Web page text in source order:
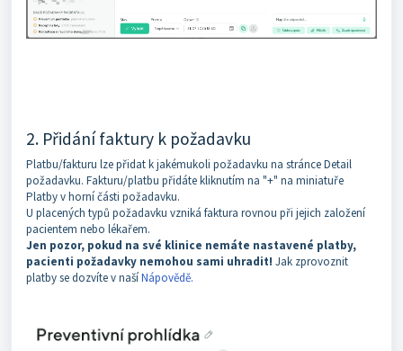
2. Přidání faktury k požadavku
Platbu/fakturu lze přidat k jakémukoli požadavku na stránce Detail
požadavku. Fakturu/platbu přidáte kliknutím na "+" na miniatuře
Platby v horní části požadavku.
U placených typů požadavku vzniká faktura rovnou při jejich založení
pacientem nebo lékařem.
Jen pozor, pokud na své klinice nemáte nastavené platby,
pacienti požadavky nemohou sami uhradit! Jak zprovoznit
platby se dozvíte v našíNápovědě.